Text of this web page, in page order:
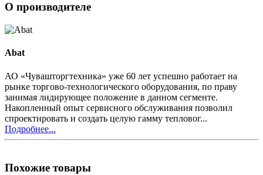
О производителе
Abat
АО «Чувашторгтехника» уже 60 лет успешно работает на
рынке торгово-технологического оборудования, по праву
занимая лидирующее положение в данном сегменте.
Накопленный опыт сервисного обслуживания позволил
спроектировать и создать целую гамму тепловог...
Подробнее...
Похожие товары